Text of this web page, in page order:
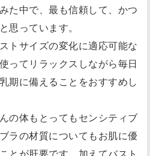
た中で、最も信頼して、かつ
思っています。
トサイズの変化に適応可能な
ってリラックスしながら毎日
期に備えることをおすすめし
の体もとってもセンシティブ
ラの材質についてもお肌に優
とが肝要です。加えてバスト